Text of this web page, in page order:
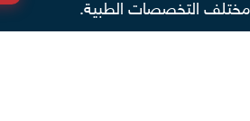
مختلف التخصصات الطبية.